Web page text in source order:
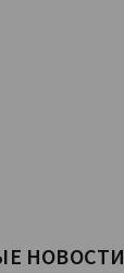
НОВОСТИ